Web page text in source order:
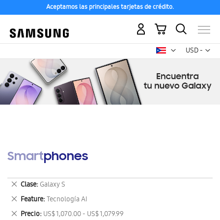
Aceptamos las principales tarjetas de crédito.
USD -
dólar
Mi carrito
Smartphones
Clase Galaxy S
Eliminar
este
artículo
Feature Tecnología AI
Eliminar
este
Precio US$ 1,070.00 - US$ 1,079.99
Eliminar